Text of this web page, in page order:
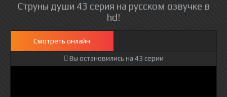
Струны души 43 серия на русском озвучке в
hd!
Смотреть онлайн
Вы остановились на 43 серии